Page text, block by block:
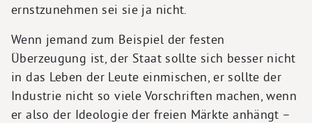
ernstzunehmen sei sie ja nicht.
Wenn jemand zum Beispiel der festen
Überzeugung ist, der Staat sollte sich besser nicht
in das Leben der Leute einmischen, er sollte der
Industrie nicht so viele Vorschriften machen, wenn
er also der Ideologie der freien Märkte anhängt –